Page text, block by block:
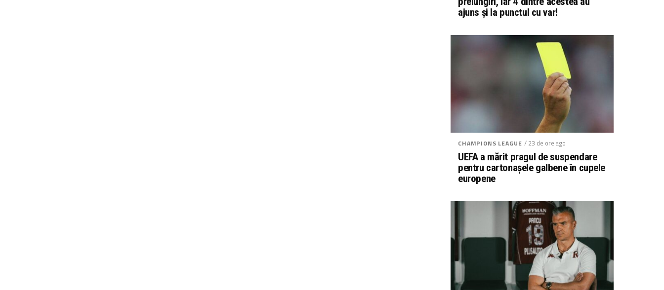
ajuns și la punctul cu var!
CHAMPIONS LEAGUE / 23 de ore ago
UEFA a mărit pragul de suspendare
pentru cartonașele galbene în cupele
europene